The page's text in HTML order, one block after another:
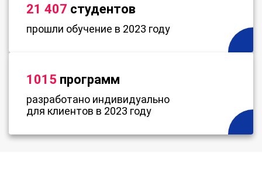
21 407 студентов
прошли обучение в 2023 году
1015 программ
разработано индивидуально
для клиентов в 2023 году